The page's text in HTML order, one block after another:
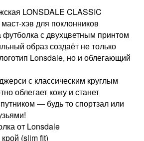
LONSDALE CLASSIC
хэв для поклонников
футболка с двухцветным принтом
образ создаёт не только
Lonsdale, но и облегающий
с классическим круглым
облегает кожу и станет
— будь то спортзал или
от Lonsdale
(slim fit)